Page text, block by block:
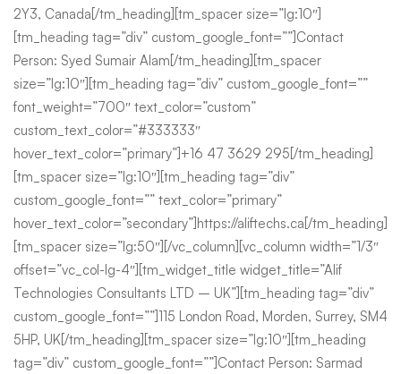
2Y3, Canada[/tm_heading][tm_spacer size=”lg:10″]
[tm_heading tag=”div” custom_google_font=””]Contact
Person: Syed Sumair Alam[/tm_heading][tm_spacer
size=”lg:10″][tm_heading tag=”div” custom_google_font=””
font_weight=”700″ text_color=”custom”
custom_text_color=”#333333″
hover_text_color=”primary”]+16 47 3629 295[/tm_heading]
[tm_spacer size=”lg:10″][tm_heading tag=”div”
custom_google_font=”” text_color=”primary”
hover_text_color=”secondary”]https://aliftechs.ca[/tm_heading]
[tm_spacer size=”lg:50″][/vc_column][vc_column width=”1/3″
offset=”vc_col-lg-4″][tm_widget_title widget_title=”Alif
Technologies Consultants LTD – UK”][tm_heading tag=”div”
custom_google_font=””]115 London Road, Morden, Surrey, SM4
5HP, UK[/tm_heading][tm_spacer size=”lg:10″][tm_heading
tag=”div” custom_google_font=””]Contact Person: Sarmad